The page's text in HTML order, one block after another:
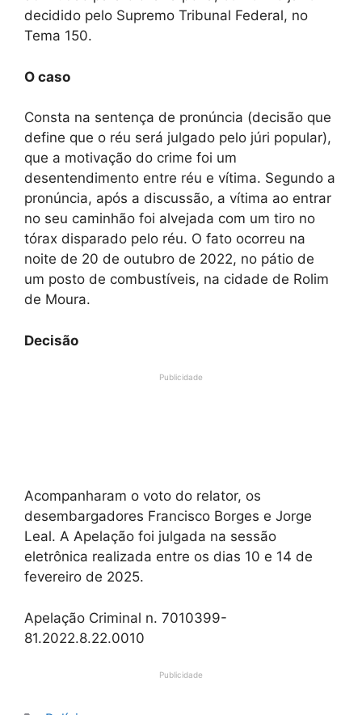
decidido pelo Supremo Tribunal Federal, no
Tema 150.
O caso
Consta na sentença de pronúncia (decisão que
define que o réu será julgado pelo júri popular),
que a motivação do crime foi um
desentendimento entre réu e vítima. Segundo a
pronúncia, após a discussão, a vítima ao entrar
no seu caminhão foi alvejada com um tiro no
tórax disparado pelo réu. O fato ocorreu na
noite de 20 de outubro de 2022, no pátio de
um posto de combustíveis, na cidade de Rolim
de Moura.
Decisão
Publicidade
Acompanharam o voto do relator, os
desembargadores Francisco Borges e Jorge
Leal. A Apelação foi julgada na sessão
eletrônica realizada entre os dias 10 e 14 de
fevereiro de 2025.
Apelação Criminal n. 7010399-
81.2022.8.22.0010
Publicidade